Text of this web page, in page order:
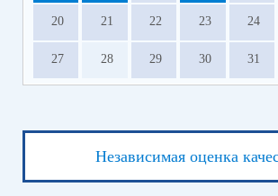
20 21 22 23 24
27 28 29 30 31
Независимая оценка